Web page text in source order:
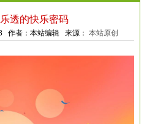
透的快乐密码
作者：本站编辑 来源：本站原创